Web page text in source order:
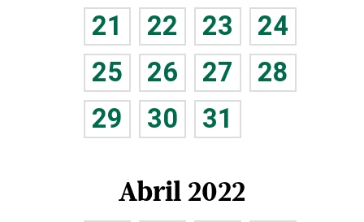
21
22 23
24
25
26 27
28
29
30 31
Abril 2022